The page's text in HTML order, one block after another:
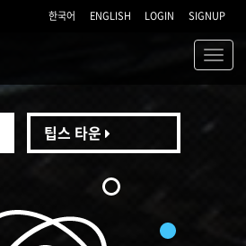
한국어 ENGLISH LOGIN SIGNUP
팁스 타운